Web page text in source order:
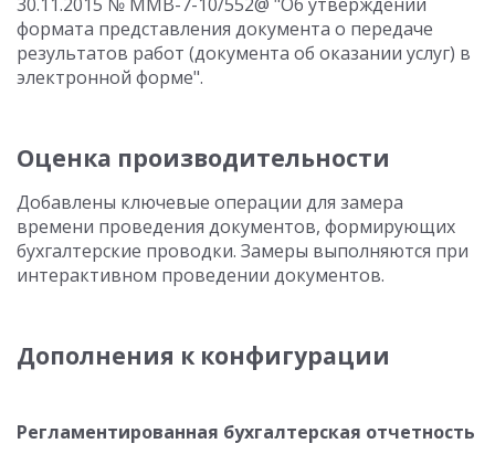
формата представления документа о передаче
результатов работ (документа об оказании услуг) в
электронной форме".
Оценка производительности
Добавлены ключевые операции для замера
времени проведения документов, формирующих
бухгалтерские проводки. Замеры выполняются при
интерактивном проведении документов.
Дополнения к конфигурации
Регламентированная бухгалтерская отчетность